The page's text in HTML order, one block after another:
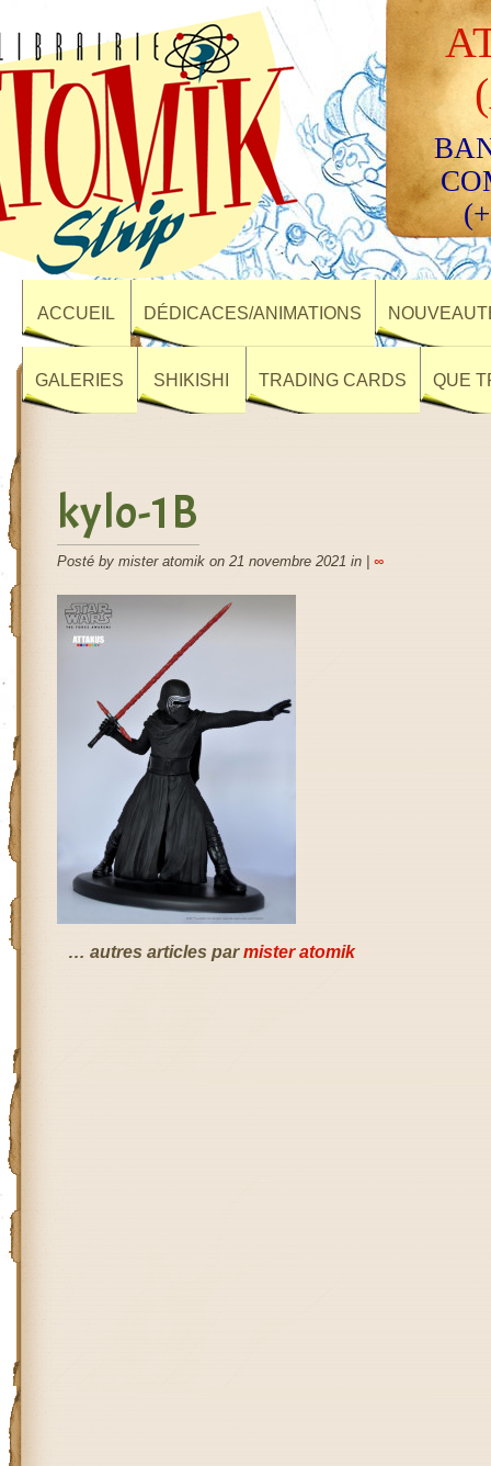
ACCUEIL DÉDICACES/ANIMATIONS
GALERIES SHIKISHI TRADING CARDS QUE
kylo-1B
Posté by mister atomik on 21 novembre 2021 in | ∞
… autres articles parmister atomik